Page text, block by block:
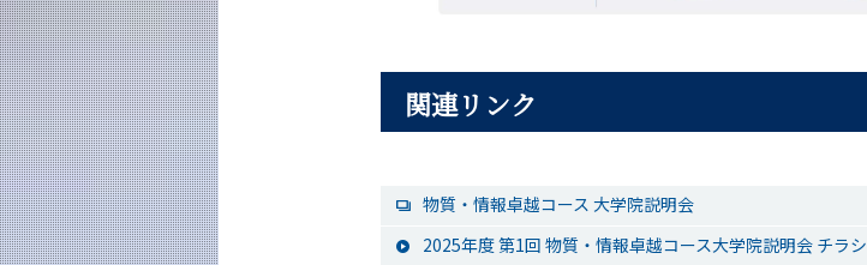
関連リンク
物質・情報卓越コース 大学院説明会
2025年度 第1回 物質・情報卓越コース大学院説明会 チラシ